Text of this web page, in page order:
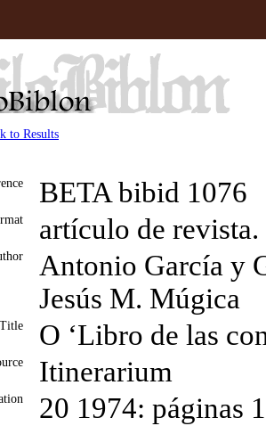
to Results
BETA bibid 1076
artículo de
Antonio García y
Jesús M. Múgica
Title O ‘Libro de las
Itinerarium
20 1974: páginas